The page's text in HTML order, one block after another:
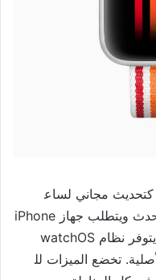
ة Apple Watch Series 1 أو أحدث ويتطلب جهاز iPhone
5s أو أحدث بنظام iOS 12. لن يتوفر نظام watchOS